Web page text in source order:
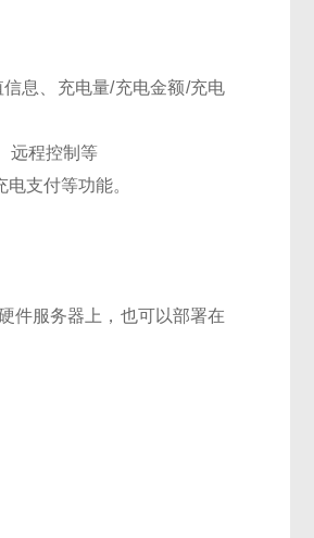
息、充电量/充电金额/充电
远程控制等
支付等功能。
件服务器上，也可以部署在